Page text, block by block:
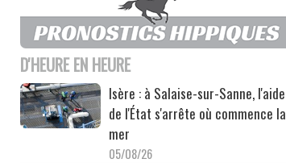
D'HEURE EN HEURE
Isère : à Salaise-sur-Sanne, l'aide
de l'État s'arrête où commence la
mer
05/08/26